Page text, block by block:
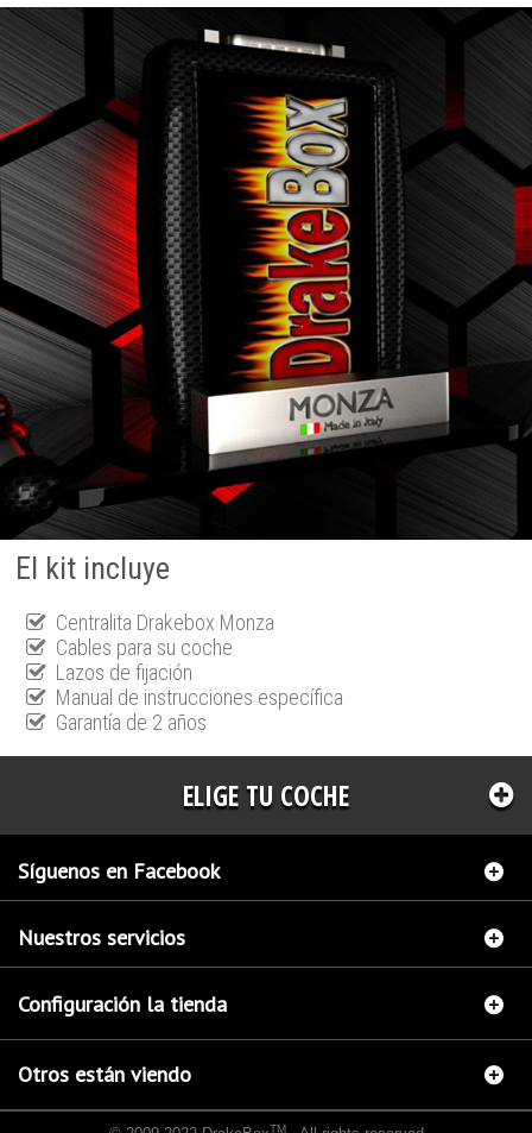
El kit incluye
Centralita Drakebox Monza
Cables para su coche
Lazos de fijación
Manual de instrucciones específica
Garantía de 2 años
ELIGE TU COCHE
Síguenos en Facebook
Nuestros servicios
Configuración la tienda
Otros están viendo
TM